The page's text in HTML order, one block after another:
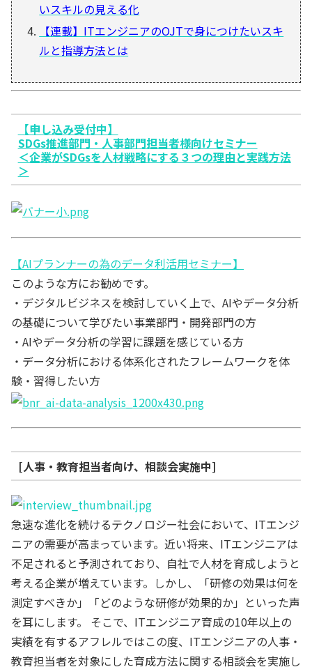
いスキルの見える化
【連載】ITエンジニアのOJTで身につけたいスキ
ルと指導方法とは
【申し込み受付中】
SDGs推進部門・人事部門担当者様向けセミナー
＜企業がSDGsを人材戦略にする３つの理由と実践方法
＞
【AIプランナーの為のデータ利活用セミナー】
このような方にお勧めです。
・デジタルビジネスを検討していく上で、AIやデータ分析
の基礎について学びたい事業部門・開発部門の方
・AIやデータ分析の学習に課題を感じている方
・データ分析における体系化されたフレームワークを体
験・習得したい方
[人事・教育担当者向け、相談会実施中]
急速な進化を続けるテクノロジー社会において、ITエンジ
ニアの需要が高まっています。近い将来、ITエンジニアは
不足されると予測されており、自社で人材を育成しようと
考える企業が増えています。しかし、「研修の効果は何を
測定すべきか」「どのような研修が効果的か」といった声
を耳にします。 そこで、ITエンジニア育成の10年以上の
実績を有するアフレルではこの度、ITエンジニアの人事・
教育担当者を対象にした育成方法に関する相談会を実施し